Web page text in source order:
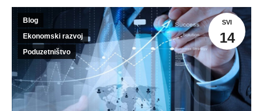
SVI
14
Blog
Ekonomski razvoj
Poduzetništvo